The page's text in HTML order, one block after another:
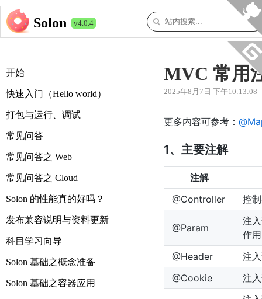
Solon v4.0.4
开始
快速入门（Hello world）
打包与运行、调试
常见问答
常见问答之 Web
常见问答之 Cloud
Solon 的性能真的好吗？
发布兼容说明与资料更新
科目学习向导
Solon 基础之概念准备
Solon 基础之容器应用
MVC 常用
2025年8月7日 下午10:13:08
更多内容可参考：
1、主要注解
注解
@Controller
控
@Param
注
作用
@Header
注
@Cookie
注